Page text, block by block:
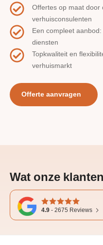
Offertes op maat door
verhuisconsulenten
Een compleet
diensten
Topkwaliteit en
verhuismarkt
Offerte aanvragen
Wat onze
4.9 - 2675 Reviews